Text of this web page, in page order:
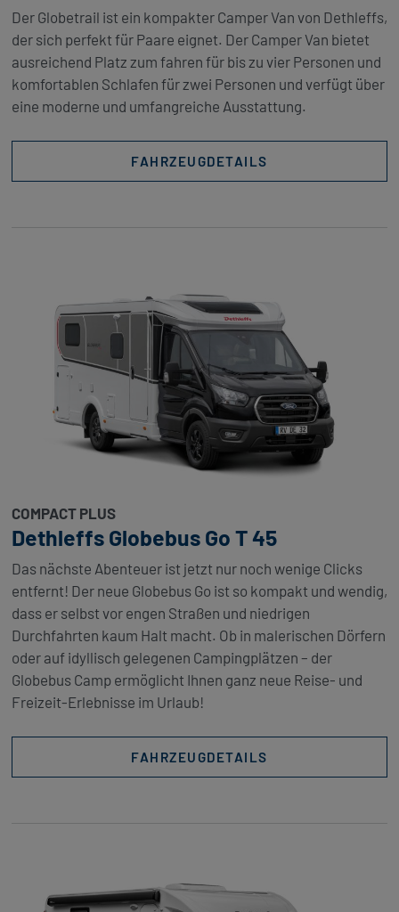
Der Globetrail ist ein kompakter Camper Van von Dethleffs,
der sich perfekt für Paare eignet. Der Camper Van bietet
ausreichend Platz zum fahren für bis zu vier Personen und
komfortablen Schlafen für zwei Personen und verfügt über
eine moderne und umfangreiche Ausstattung.
FAHRZEUGDETAILS
COMPACT PLUS
Dethleffs Globebus Go T 45
Das nächste Abenteuer ist jetzt nur noch wenige Clicks
entfernt! Der neue Globebus Go ist so kompakt und wendig,
dass er selbst vor engen Straßen und niedrigen
Durchfahrten kaum Halt macht. Ob in malerischen Dörfern
oder auf idyllisch gelegenen Campingplätzen – der
Globebus Camp ermöglicht Ihnen ganz neue Reise- und
Freizeit-Erlebnisse im Urlaub!
FAHRZEUGDETAILS